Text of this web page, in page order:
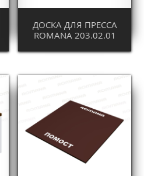
ДОСКА ДЛЯ ПРЕССА
ROMANA 203.02.01